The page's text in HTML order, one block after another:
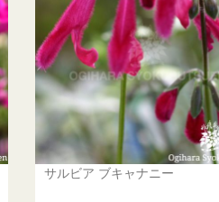
サルビア ブキャナニー